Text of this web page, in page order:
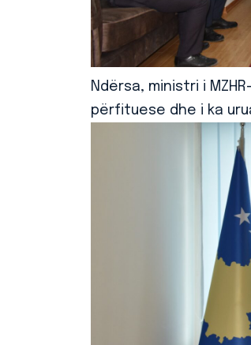
Ndërsa, ministri i
përfituese dhe i ka